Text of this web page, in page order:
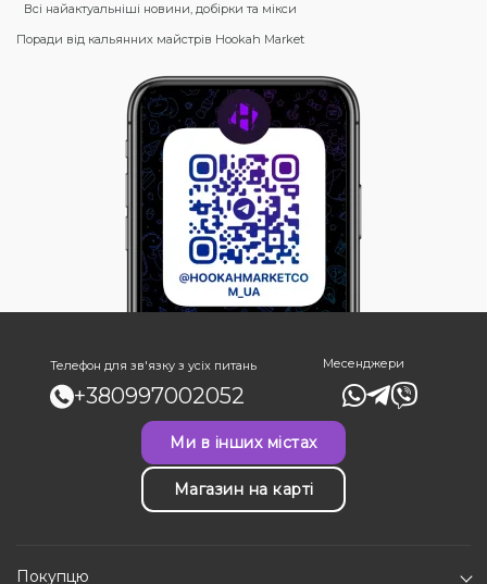
Всі найактуальніші новини, добірки та мікси
Поради від кальянних майстрів Hookah Market
Телефон для зв'язку з усіх питань
+380997002052
Месенджери
Ми в інших містах
Магазин на карті
Покупцю